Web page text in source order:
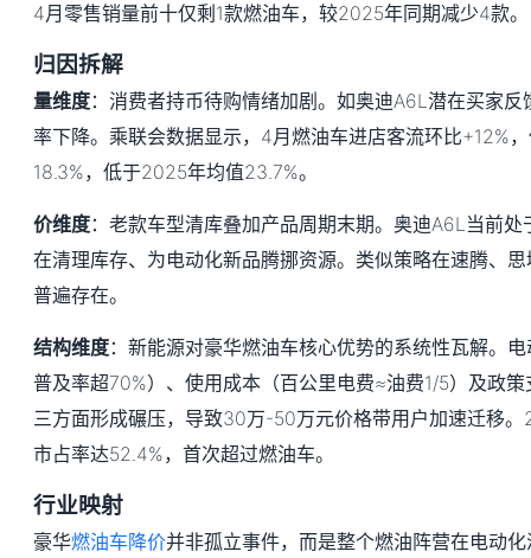
4月零售销量前十仅剩1款燃油车，较2025年同期减少4款。
归因拆解
量维度：消费者持币待购情绪加剧。如奥迪A6L潜在买家反
率下降。乘联会数据显示，4月燃油车进店客流环比+12%
18.3%，低于2025年均值23.7%。
价维度：老款车型清库叠加产品周期末期。奥迪A6L当前
在清理库存、为电动化新品腾挪资源。类似策略在速腾、
普遍存在。
结构维度：新能源对豪华燃油车核心优势的系统性瓦解。
普及率超70%）、使用成本（百公里电费≈油费1/5）及政
三方面形成碾压，导致30万-50万元价格带用户加速迁移
市占率达52.4%，首次超过燃油车。
行业映射
豪华燃油车降价并非孤立事件，而是整个燃油阵营在电动